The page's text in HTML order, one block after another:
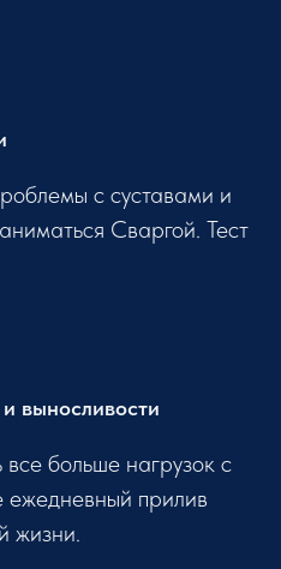
с суставами и
Сваргой. Тест
выносливости
больше нагрузок с
ежедневный прилив
жизни.